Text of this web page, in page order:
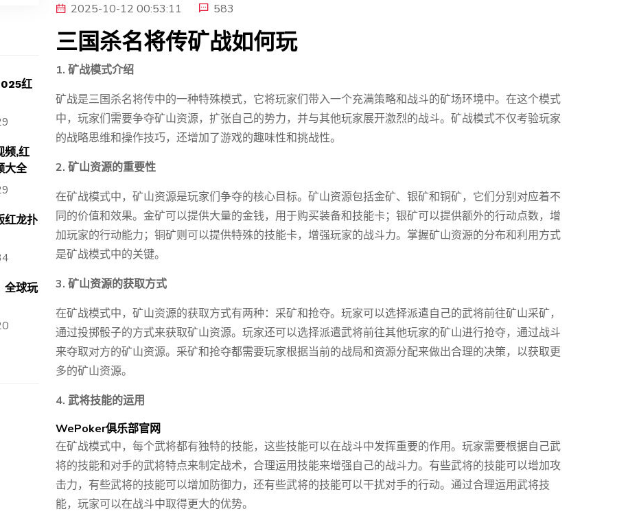
红
频,红
大全
红龙扑
全球玩
2025-10-12 00:53:11 583
三国杀名将传矿战如何玩
1. 矿战模式介绍
矿战是三国杀名将传中的一种特殊模式，它将玩家们带入一个充满策略和战斗的矿场环境中。在这个模式
中，玩家们需要争夺矿山资源，扩张自己的势力，并与其他玩家展开激烈的战斗。矿战模式不仅考验玩家
的战略思维和操作技巧，还增加了游戏的趣味性和挑战性。
2. 矿山资源的重要性
在矿战模式中，矿山资源是玩家们争夺的核心目标。矿山资源包括金矿、银矿和铜矿，它们分别对应着不
同的价值和效果。金矿可以提供大量的金钱，用于购买装备和技能卡；银矿可以提供额外的行动点数，增
加玩家的行动能力；铜矿则可以提供特殊的技能卡，增强玩家的战斗力。掌握矿山资源的分布和利用方式
是矿战模式中的关键。
3. 矿山资源的获取方式
在矿战模式中，矿山资源的获取方式有两种：采矿和抢夺。玩家可以选择派遣自己的武将前往矿山采矿，
通过投掷骰子的方式来获取矿山资源。玩家还可以选择派遣武将前往其他玩家的矿山进行抢夺，通过战斗
来夺取对方的矿山资源。采矿和抢夺都需要玩家根据当前的战局和资源分配来做出合理的决策，以获取更
多的矿山资源。
4. 武将技能的运用
WePoker俱乐部官网
在矿战模式中，每个武将都有独特的技能，这些技能可以在战斗中发挥重要的作用。玩家需要根据自己武
将的技能和对手的武将特点来制定战术，合理运用技能来增强自己的战斗力。有些武将的技能可以增加攻
击力，有些武将的技能可以增加防御力，还有些武将的技能可以干扰对手的行动。通过合理运用武将技
能，玩家可以在战斗中取得更大的优势。